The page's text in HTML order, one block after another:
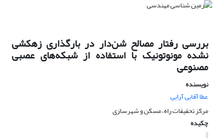
بررسی رفتار مصالح شن‌دار در بارگذاری زهکشی
نشده مونوتونیک با استفاده از شبکه‌های عصبی
مصنوعی
نویسنده
عطا آقایی آرایی
مرکز تحقیقات راه، مسکن و شهرسازی
چکیده